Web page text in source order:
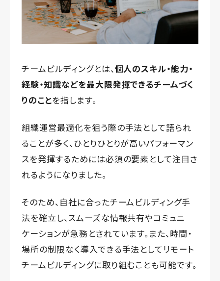
チームビルディングとは、個人のスキル・能力・
経験・知識などを最大限発揮できるチームづく
りのことを指します。
組織運営最適化を狙う際の手法として語られ
ることが多く、ひとりひとりが高いパフォーマン
スを発揮するためには必須の要素として注目さ
れるようになりました。
そのため、自社に合ったチームビルディング手
法を確立し、スムーズな情報共有やコミュニ
ケーションが急務とされています。また、時間・
場所の制限なく導入できる手法としてリモート
チームビルディングに取り組むことも可能です。